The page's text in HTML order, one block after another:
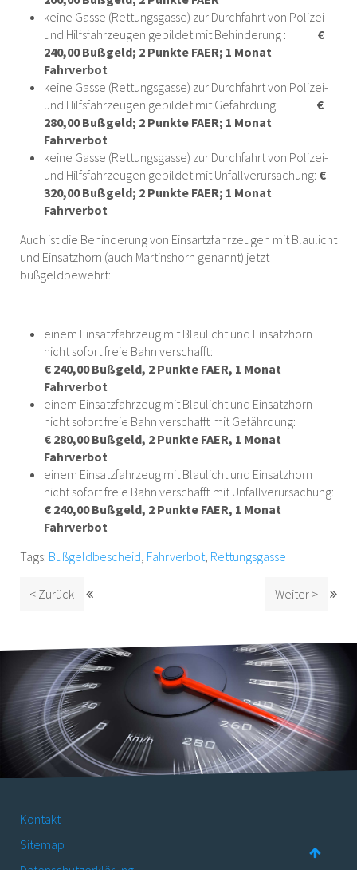
keine Gasse (Rettungsgasse) zur Durchfahrt von Polizei-
und Hilfsfahrzeugen gebildet mit Behinderung : €
240,00 Bußgeld; 2 Punkte FAER; 1 Monat
Fahrverbot
keine Gasse (Rettungsgasse) zur Durchfahrt von Polizei-
und Hilfsfahrzeugen gebildet mit Gefährdung: €
280,00 Bußgeld; 2 Punkte FAER; 1 Monat
Fahrverbot
keine Gasse (Rettungsgasse) zur Durchfahrt von Polizei-
und Hilfsfahrzeugen gebildet mit Unfallverursachung: €
320,00 Bußgeld; 2 Punkte FAER; 1 Monat
Fahrverbot
Auch ist die Behinderung von Einsartzfahrzeugen mit Blaulicht
und Einsatzhorn (auch Martinshorn genannt) jetzt
bußgeldbewehrt:
einem Einsatzfahrzeug mit Blaulicht und Einsatzhorn
nicht sofort freie Bahn verschafft:
€ 240,00 Bußgeld, 2 Punkte FAER, 1 Monat
Fahrverbot
einem Einsatzfahrzeug mit Blaulicht und Einsatzhorn
nicht sofort freie Bahn verschafft mit Gefährdung:
€ 280,00 Bußgeld, 2 Punkte FAER, 1 Monat
Fahrverbot
einem Einsatzfahrzeug mit Blaulicht und Einsatzhorn
nicht sofort freie Bahn verschafft mit Unfallverursachung:
€ 240,00 Bußgeld, 2 Punkte FAER, 1 Monat
Fahrverbot
Tags: Bußgeldbescheid, Fahrverbot, Rettungsgasse
< Zurück Weiter >
Kontakt
Sitemap